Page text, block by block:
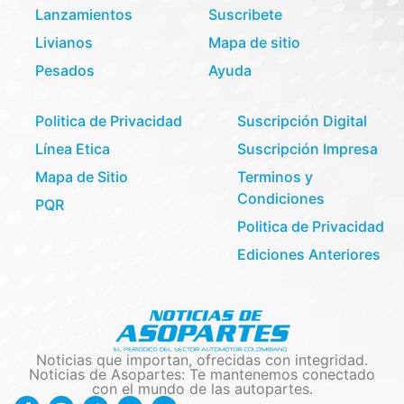
Lanzamientos
Livianos
Pesados
Suscribete
Mapa de sitio
Ayuda
Politica de Privacidad
Línea Etica
Mapa de Sitio
PQR
Suscripción Digital
Suscripción Impresa
Terminos y
Condiciones
Politica de Privacidad
Ediciones Anteriores
Noticias que importan, ofrecidas con integridad.
Noticias de Asopartes: Te mantenemos conectado
con el mundo de las autopartes.